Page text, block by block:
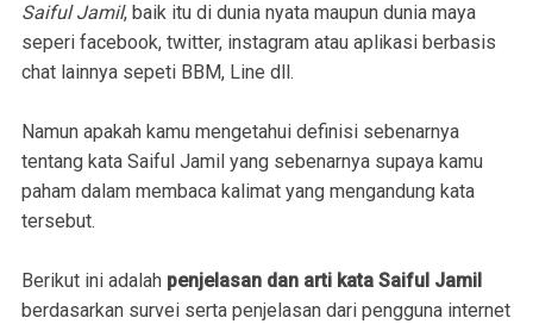
Saiful Jamil, baik itu di dunia nyata maupun dunia maya
seperi facebook, twitter, instagram atau aplikasi berbasis
chat lainnya sepeti BBM, Line dll.
Namun apakah kamu mengetahui definisi sebenarnya
tentang kata Saiful Jamil yang sebenarnya supaya kamu
paham dalam membaca kalimat yang mengandung kata
tersebut.
Berikut ini adalah penjelasan dan arti kata Saiful Jamil
berdasarkan survei serta penjelasan dari pengguna internet